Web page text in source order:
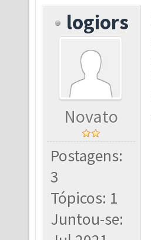
logiors
Novato
Postagens:
3
Tópicos: 1
Juntou-se: